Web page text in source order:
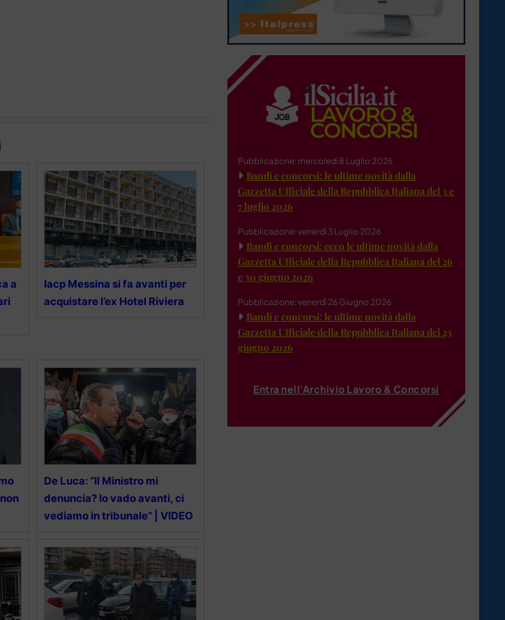
a
Iacp Messina si fa avanti per
acquistare l’ex Hotel Riviera
De Luca: “Il Ministro mi
denuncia? Io vado avanti, ci
vediamo in tribunale” | VIDEO
Pubblicazione: mercoledì 8 Luglio 2026
Bandi e concorsi: le ultime novità dalla
Gazzetta Ufficiale della Repubblica Italiana del 3 e
7 luglio 2026
Pubblicazione: venerdì 3 Luglio 2026
Bandi e concorsi: ecco le ultime novità dalla
Gazzetta Ufficiale della Repubblica Italiana del 26
e 30 giugno 2026
Pubblicazione: venerdì 26 Giugno 2026
Bandi e concorsi: le ultime novità dalla
Gazzetta Ufficiale della Repubblica Italiana del 23
giugno 2026
Entra nell'Archivio Lavoro & Concorsi